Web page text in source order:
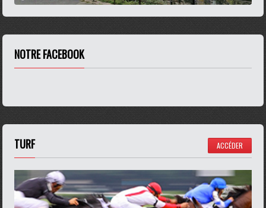
NOTRE FACEBOOK
TURF ACCÉDER